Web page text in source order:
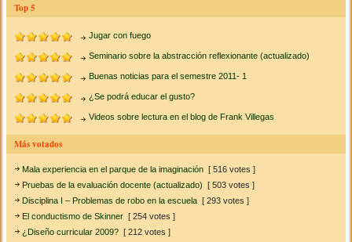
Top 5
Jugar con fuego
Seminario sobre la abstracción reflexionante (actualizado)
Buenas noticias para el semestre 2011- 1
¿Se podrá educar el gusto?
Videos sobre lectura en el blog de Frank Villegas
Más votados
Mala experiencia en el parque de la imaginación [ 516 votes ]
Pruebas de la evaluación docente (actualizado) [ 503 votes ]
Disciplina I – Problemas de robo en la escuela [ 293 votes ]
El conductismo de Skinner [ 254 votes ]
¿Diseño curricular 2009? [ 212 votes ]